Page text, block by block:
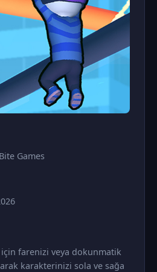
Games
farenizi veya dokunmatik
karakterinizi sola ve sağa